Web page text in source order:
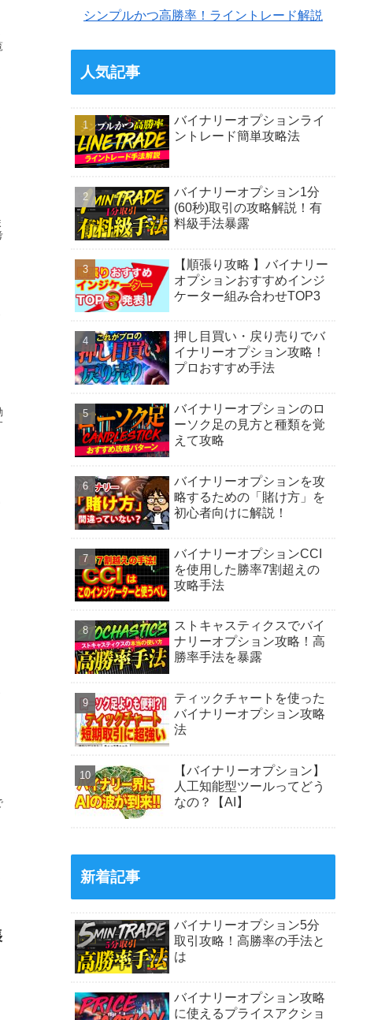
シンプルかつ高勝率！ライントレード解説
人気記事
バイナリーオプションライ
ントレード簡単攻略法
バイナリーオプション1分
(60秒)取引の攻略解説！有
料級手法暴露
【順張り攻略 】バイナリー
オプションおすすめインジ
ケーター組み合わせTOP3
押し目買い・戻り売りでバ
イナリーオプション攻略！
プロおすすめ手法
バイナリーオプションのロ
ーソク足の見方と種類を覚
えて攻略
バイナリーオプションを攻
略するための「賭け方」を
初心者向けに解説！
バイナリーオプションCCI
を使用した勝率7割超えの
攻略手法
ストキャスティクスでバイ
ナリーオプション攻略！高
勝率手法を暴露
ティックチャートを使った
バイナリーオプション攻略
法
【バイナリーオプション】
人工知能型ツールってどう
なの？【AI】
新着記事
バイナリーオプション5分
取引攻略！高勝率の手法と
は
バイナリーオプション攻略
に使えるプライスアクショ